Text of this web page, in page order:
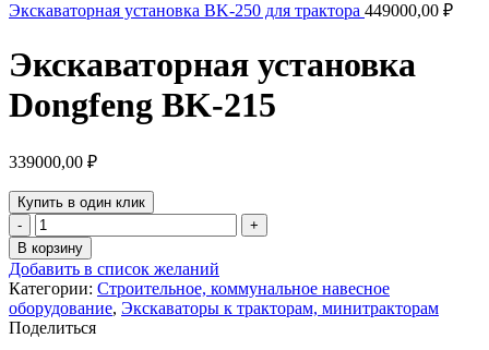
Экскаваторная установка BK-250 для трактора 449000,00 ₽
Экскаваторная установка
Dongfeng BK-215
339000,00 ₽
Купить в один клик
Количество
товара
Экскаваторная
установка
Dongfeng
BK-
215
В корзину
Добавить в список желаний
Категории: Строительное, коммунальное навесное
оборудование, Экскаваторы к тракторам, минитракторам
Поделиться